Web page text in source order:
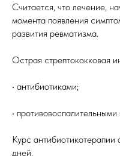
Считается, что лечение,
момента появления
развития ревматизма.
Острая стрептококковая
• антибиотиками;
•
Курс
дней.